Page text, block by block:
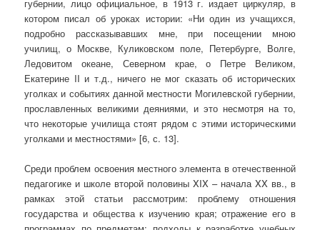
губернии, лицо официальное, в 1913 г. издает циркуляр, в
котором писал об уроках истории: «Ни один из учащихся,
подробно рассказывавших мне, при посещении мною
училищ, о Москве, Куликовском поле, Петербурге, Волге,
Ледовитом океане, Северном крае, о Петре Великом,
Екатерине II и т.д., ничего не мог сказать об исторических
уголках и событиях данной местности Могилевской губернии,
прославленных великими деяниями, и это несмотря на то,
что некоторые училища стоят рядом с этими историческими
уголками и местностями» [6, с. 13].
Среди проблем освоения местного элемента в отечественной
педагогике и школе второй половины XIX – начала XX вв., в
рамках этой статьи рассмотрим: проблему отношения
государства и общества к изучению края; отражение его в